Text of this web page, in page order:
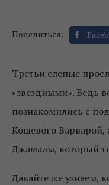
Поделиться:
Третьи слепые
«звездными». Ведь
познакомились с
Кошевого Варварой,
Джамалы, который
Давайте же узнаем,